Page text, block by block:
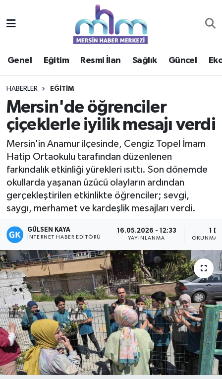
Genel Eğitim Resmi İlan Sağlık Güncel
HABERLER EĞITIM
Mersin'de öğrenciler
çiçeklerle iyilik mesajı verdi
Mersin'in Anamur ilçesinde, Cengiz Topel İmam
Hatip Ortaokulu tarafından düzenlenen
farkındalık etkinliği yürekleri ısıttı. Son dönemde
okullarda yaşanan üzücü olayların ardından
gerçekleştirilen etkinlikte öğrenciler; sevgi,
saygı, merhamet ve kardeşlik mesajları verdi.
GÜLSEN KAYA
İNTERNET HABER EDITÖRÜ
16.05.2026 - 12:33
YAYINLANMA
1 DK
OKUNMA
Çevre
Eğitim
Ekonomi
Genel
Güncel
Haberde insan
Kültür - Sanat
Magazin
Mersin
Mersin Tarihi
Özel Haber
Politika
Resmi İlan
Mersin Hava Durumu
Mersin Trafik Yoğunluk Haritası
Süper Lig Puan Durumu ve Fikstür
Tüm Manşetler
Son Dakika Haberleri
Haber Arşivi